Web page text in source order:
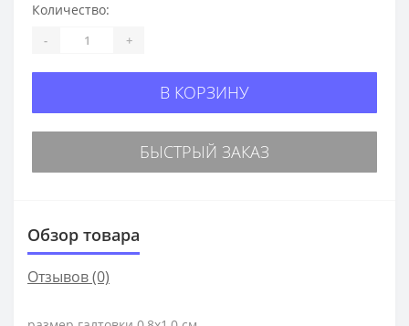
Количество:
- +
В КОРЗИНУ
БЫСТРЫЙ ЗАКАЗ
Обзор товара
Отзывов (0)